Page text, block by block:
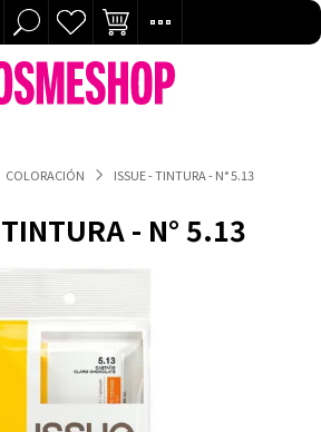
COLORACIÓN ISSUE - TINTURA - N° 5.13
- N° 5.13